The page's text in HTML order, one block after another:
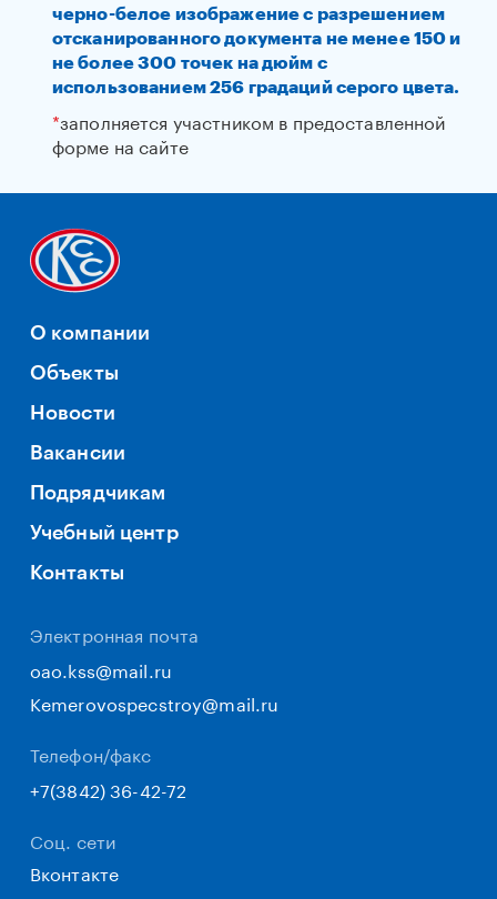
черно-белое изображение с разрешением
отсканированного документа не менее 150 и
не более 300 точек на дюйм с
использованием 256 градаций серого цвета.
*заполняется участником в предоставленной
форме на сайте
О компании
Объекты
Новости
Вакансии
Подрядчикам
Учебный центр
Контакты
Электронная почта
oao.kss@mail.ru
Kemerovospecstroy@mail.ru
Телефон/факс
+7(3842) 36-42-72
Соц. сети
Вконтакте